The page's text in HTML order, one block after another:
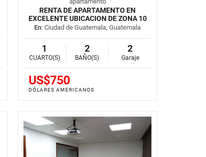
RENTA DE APARTAMENTO EN
EXCELENTE UBICACION DE ZONA 10
En: Ciudad de Guatemala, Guatemala
1
CUARTO(S)
2
BAÑO(S)
2
Garaje
US$750
DÓLARES AMERICANOS